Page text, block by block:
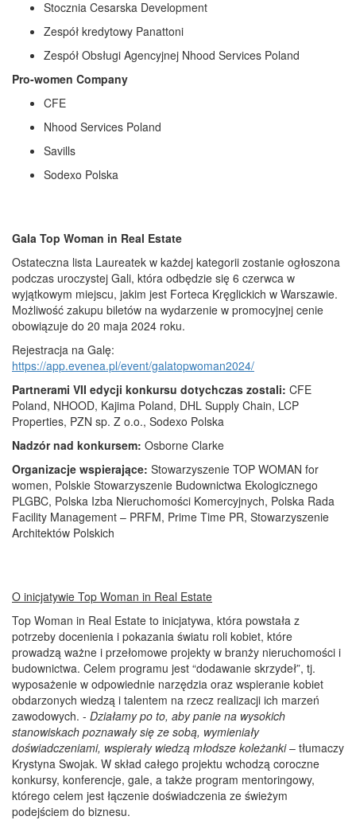
Stocznia Cesarska Development
Zespół kredytowy Panattoni
Zespół Obsługi Agencyjnej Nhood Services Poland
Pro-women Company
CFE
Nhood Services Poland
Savills
Sodexo Polska
Gala Top Woman in Real Estate
Ostateczna lista Laureatek w każdej kategorii zostanie ogłoszona
podczas uroczystej Gali, która odbędzie się 6 czerwca w
wyjątkowym miejscu, jakim jest Forteca Kręglickich w Warszawie.
Możliwość zakupu biletów na wydarzenie w promocyjnej cenie
obowiązuje do 20 maja 2024 roku.
Rejestracja na Galę:
https://app.evenea.pl/event/galatopwoman2024/
Partnerami VII edycji konkursu dotychczas zostali: CFE
Poland, NHOOD, Kajima Poland, DHL Supply Chain, LCP
Properties, PZN sp. Z o.o., Sodexo Polska
Nadzór nad konkursem: Osborne Clarke
Organizacje wspierające: Stowarzyszenie TOP WOMAN for
women, Polskie Stowarzyszenie Budownictwa Ekologicznego
PLGBC, Polska Izba Nieruchomości Komercyjnych, Polska Rada
Facility Management – PRFM, Prime Time PR, Stowarzyszenie
Architektów Polskich
O inicjatywie Top Woman in Real Estate
Top Woman in Real Estate to inicjatywa, która powstała z
potrzeby docenienia i pokazania światu roli kobiet, które
prowadzą ważne i przełomowe projekty w branży nieruchomości i
budownictwa. Celem programu jest “dodawanie skrzydeł”, tj.
wyposażenie w odpowiednie narzędzia oraz wspieranie kobiet
obdarzonych wiedzą i talentem na rzecz realizacji ich marzeń
zawodowych. - Działamy po to, aby panie na wysokich
stanowiskach poznawały się ze sobą, wymieniały
doświadczeniami, wspierały wiedzą młodsze koleżanki– tłumaczy
Krystyna Swojak. W skład całego projektu wchodzą coroczne
konkursy, konferencje, gale, a także program mentoringowy,
którego celem jest łączenie doświadczenia ze świeżym
podejściem do biznesu.